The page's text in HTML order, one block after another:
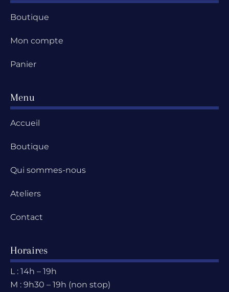
Boutique
Mon compte
Panier
Menu
Accueil
Boutique
Qui sommes-nous
Ateliers
Contact
Horaires
L : 14h – 19h
M : 9h30 – 19h (non stop)